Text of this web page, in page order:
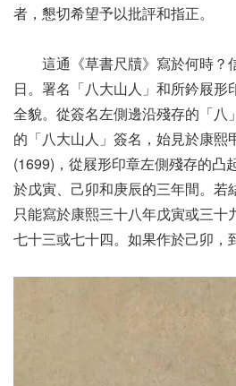
者，懇切希望予以批評和指正。
這通《草書尺牘》寫於何時？
日。署名「八大山人」和所鈐屐形
全貌。從簽名左側邊沿殘存的「八
的「八大山人」簽名，始見於康熙
(1699)，從屐形印章左側殘存的凸
於戊寅、己卯和庚辰的三年間。若
只能寫於康熙三十八年戊寅或三十
七十三或七十四。如果作於己卯，